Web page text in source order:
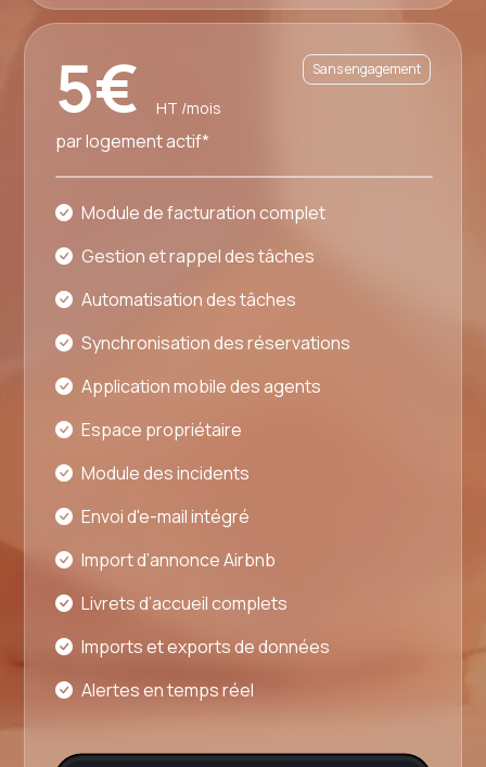
5€ HT /mois
Sans engagement
par logement actif*
Module de facturation complet
Gestion et rappel des tâches
Automatisation des tâches
Synchronisation des réservations
Application mobile des agents
Espace propriétaire
Module des incidents
Envoi d'e-mail intégré
Import d’annonce Airbnb
Livrets d’accueil complets
Imports et exports de données
Alertes en temps réel